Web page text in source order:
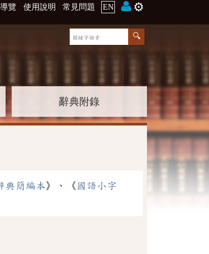
覽 使用說明 常見問題 EN ⚙️
辭典附錄
典簡編本》、《 國語小字